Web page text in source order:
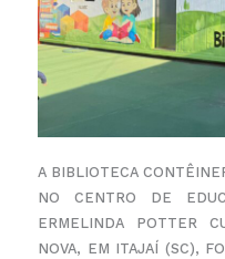
A BIBLIOTECA
NO CENTRO DE
ERMELINDA POTTER
NOVA, EM ITAJAÍ (SC),